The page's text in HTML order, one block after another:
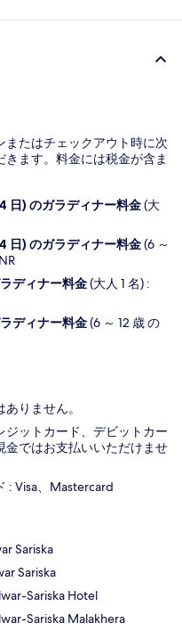
たはチェックアウト時に次
ます。料金には税金が含ま
日) のガラディナー料金(大
日) のガラディナー料金(6 ～
ディナー料金(大人 1 名) :
ディナー料金(6 ～ 12 歳 の
りません。
ットカード、デビットカー
金ではお支払いいただけませ
: Visa、Mastercard
Sariska
Sariska
Sariska Hotel
Sariska Malakhera